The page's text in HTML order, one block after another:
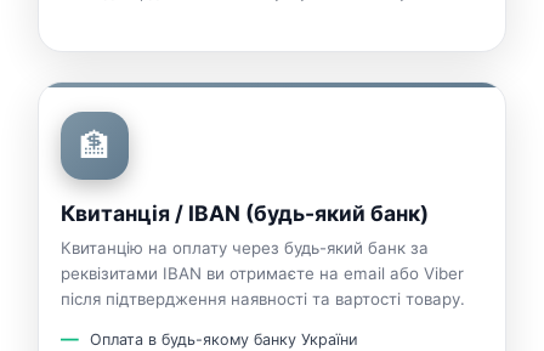
🏦
Квитанція / IBAN (будь-який банк)
Квитанцію на оплату через будь-який банк за
реквізитами IBAN ви отримаєте на email або Viber
після підтвердження наявності та вартості товару.
Оплата в будь-якому банку України